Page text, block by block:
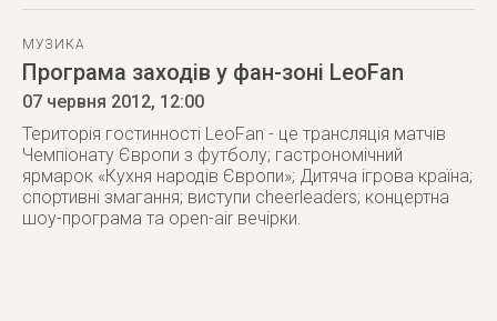
ПУБЛІКАЦІЇ
ДОВІДКА
МУЗИКА
Програма заходів у фан-зоні LeoFan
07 червня 2012, 12:00
Територія гостинності LeoFan - це трансляція матчів
Чемпіонату Європи з футболу; гастрономічний
ярмарок «Кухня народів Європи»; Дитяча ігрова країна;
спортивні змагання; виступи cheerleaders; концертна
шоу-програма та open-air вечірки.